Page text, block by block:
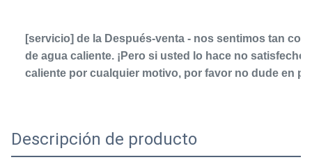
[servicio] de la Después-venta - nos sentimos tan
de agua caliente. ¡Pero si usted lo hace no
caliente por cualquier motivo, por favor no dude en
Descripción de producto